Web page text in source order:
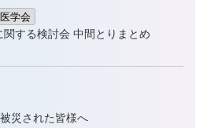
学会
する検討会 中間とりまとめ
災された皆様へ